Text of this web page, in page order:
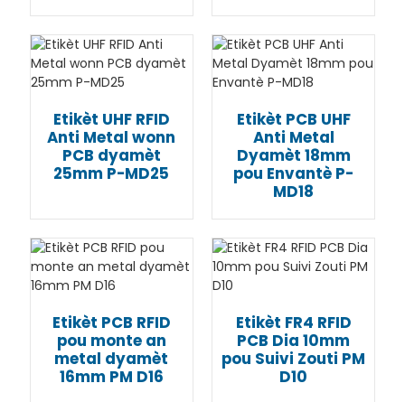
Etikèt UHF RFID
Anti Metal wonn
PCB dyamèt
25mm P-MD25
Etikèt PCB UHF
Anti Metal
Dyamèt 18mm
pou Envantè P-
MD18
Etikèt PCB RFID
pou monte an
metal dyamèt
16mm PM D16
Etikèt FR4 RFID
PCB Dia 10mm
pou Suivi Zouti PM
D10